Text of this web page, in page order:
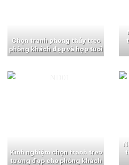
Chọn tranh phong thủy treo
phòng khách đẹp và hợp tuổi
Kinh nghiệm chọn tranh treo
tường đẹp cho phòng khách